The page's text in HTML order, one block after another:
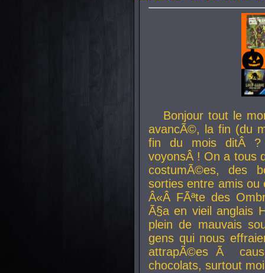
Bonjour tout le
avancÃ©, la fin (du
fin du mois ditÂ ?
voyonsÂ ! On a tous
costumÃ©es, des
sorties entre amis
Â«Â FÃªte des
Ã§a en vieil anglais
plein de mauvais
gens qui nous
attrapÃ©es Ã
chocolats, surtout